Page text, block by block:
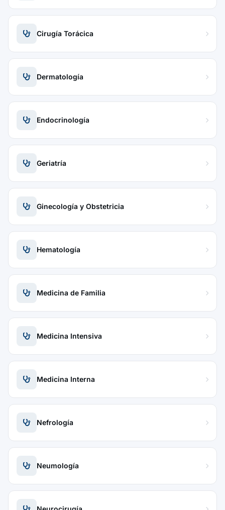
Cirugía Torácica
Dermatología
Endocrinología
Geriatría
Ginecología y Obstetricia
Hematología
Medicina de Familia
Medicina Intensiva
Medicina Interna
Nefrología
Neumología